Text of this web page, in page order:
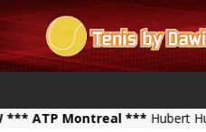
Montreal ***Hubert